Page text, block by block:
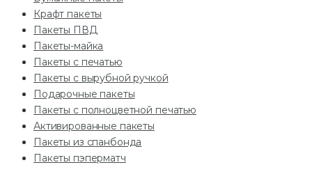
Крафт пакеты
Пакеты ПВД
Пакеты-майка
Пакеты с печатью
Пакеты с вырубной ручкой
Подарочные пакеты
Пакеты с полноцветной печатью
Активированные пакеты
Пакеты из спанбонда
Пакеты пэперматч